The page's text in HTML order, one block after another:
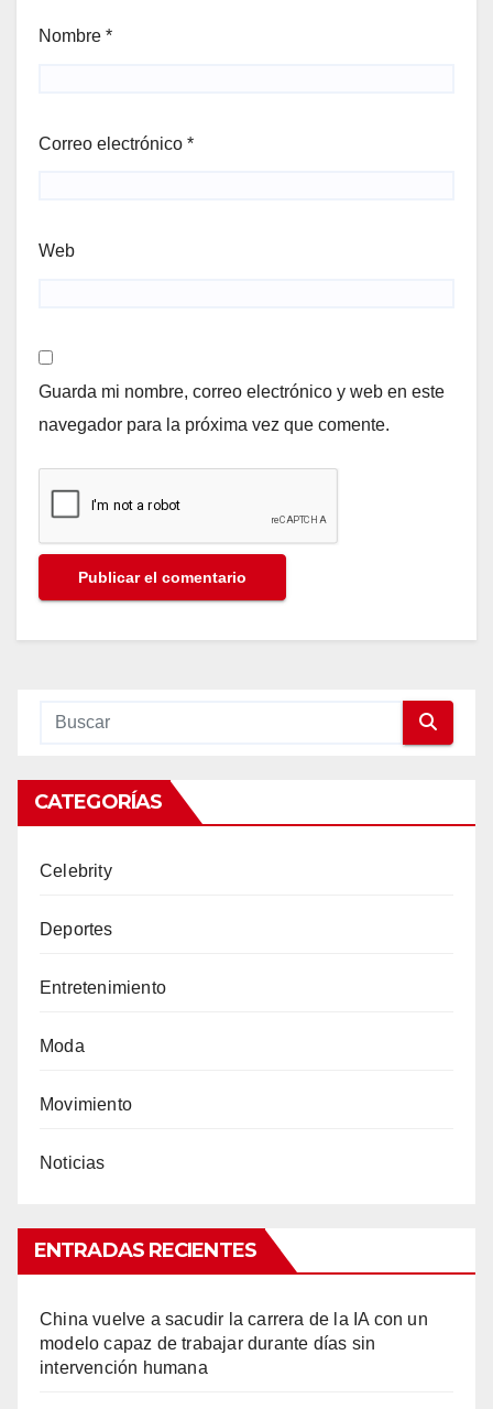
Nombre *
Correo electrónico *
Web
Guarda mi nombre, correo electrónico y web en este
navegador para la próxima vez que comente.
CATEGORÍAS
Celebrity
Deportes
Entretenimiento
Moda
Movimiento
Noticias
ENTRADAS RECIENTES
China vuelve a sacudir la carrera de la IA con un
modelo capaz de trabajar durante días sin
intervención humana